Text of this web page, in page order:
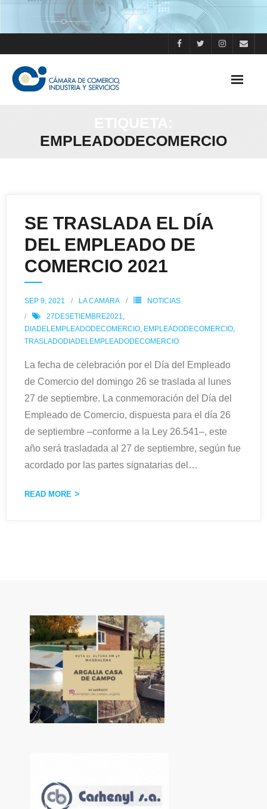
Skip
ETIQUETA:
EMPLEADODECOMERCIO
SE TRASLADA EL DÍA
DEL EMPLEADO DE
COMERCIO 2021
SEP 9, 2021 LA CAMARA
NOTICIAS
27DESETIEMBRE2021,
DIADELEMPLEADODECOMERCIO, EMPLEADODECOMERCIO,
TRASLADODIADELEMPLEADODECOMERCIO
La fecha de celebración por el Día del Empleado
de Comercio del domingo 26 se traslada al lunes
27 de septiembre. La conmemoración del Día del
Empleado de Comercio, dispuesta para el día 26
de septiembre –conforme a la Ley 26.541–, este
año será trasladada al 27 de septiembre, según fue
acordado por las partes signatarias del …
READ MORE